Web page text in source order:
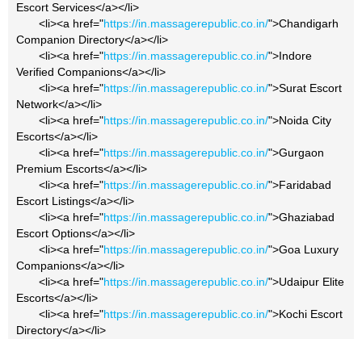
Escort Services</a></li>
<li><a href="https://in.massagerepublic.co.in/">Chandigarh
Companion Directory</a></li>
<li><a href="https://in.massagerepublic.co.in/">Indore
Verified Companions</a></li>
<li><a href="https://in.massagerepublic.co.in/">Surat Escort
Network</a></li>
<li><a href="https://in.massagerepublic.co.in/">Noida City
Escorts</a></li>
<li><a href="https://in.massagerepublic.co.in/">Gurgaon
Premium Escorts</a></li>
<li><a href="https://in.massagerepublic.co.in/">Faridabad
Escort Listings</a></li>
<li><a href="https://in.massagerepublic.co.in/">Ghaziabad
Escort Options</a></li>
<li><a href="https://in.massagerepublic.co.in/">Goa Luxury
Companions</a></li>
<li><a href="https://in.massagerepublic.co.in/">Udaipur Elite
Escorts</a></li>
<li><a href="https://in.massagerepublic.co.in/">Kochi Escort
Directory</a></li>